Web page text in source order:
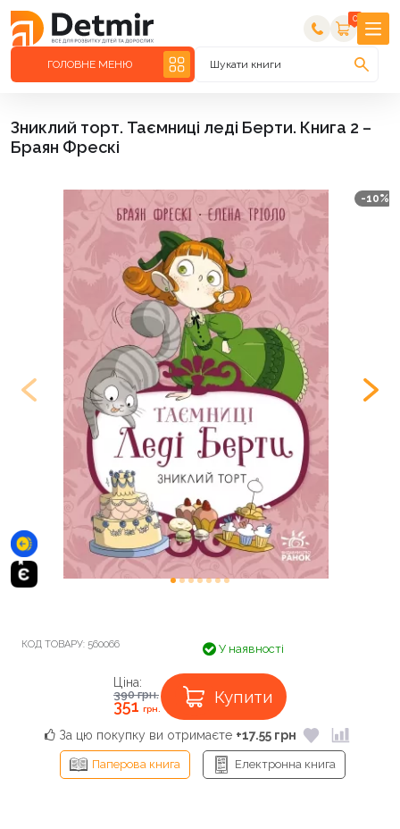
0
ГОЛОВНЕ МЕНЮ Шукати книги
Зниклий торт. Таємниці леді Берти. Книга 2 –
Браян Фрескі
-10%
КОД ТОВАРУ: 560066 У наявності
Ціна:
390грн.
351грн.
Купити
За цю покупку ви отримаєте +17.55 грн
Паперова книга Електронна книга